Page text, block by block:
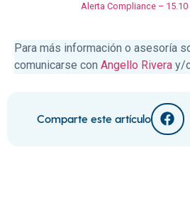
Alerta Compliance – 15.10
Para más información o asesoría
comunicarse con Angello Rivera y/
Comparte este artículo